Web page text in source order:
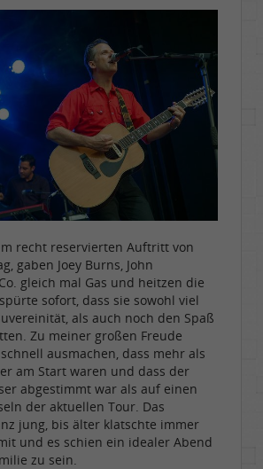
recht reservierten Auftritt von
gaben Joey Burns, John
gleich mal Gas und heitzen die
sofort, dass sie sowohl viel
als auch noch den Spaß
Zu meiner großen Freude
ausmachen, dass mehr als
am Start waren und dass der
abgestimmt war als auf einen
der aktuellen Tour. Das
jung, bis älter klatschte immer
und es schien ein idealer Abend
zu sein.